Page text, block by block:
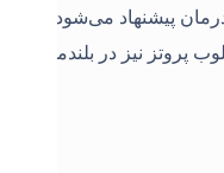
پیشنهاد می‌شود تا
پروتز نیز در بلندمدت